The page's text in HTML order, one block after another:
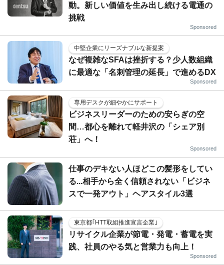
動。新しい価値を生み出し続ける電通の
挑戦
Sponsored
中堅企業にリーズナブルな新提案
なぜ複雑なSFAは挫折する？少人数組織
に最適な「名刺管理の延長」で進めるDX
Sponsored
専用デスクが細やかにサポート
ビジネスリーダーのための安らぎの空
間…都心を離れて軽井沢の「シェア別
荘」へ！
Sponsored
仕事のデキない人ほどこの髪形をしてい
る...相手から全く信頼されない「ビジネ
スで一発アウト」ヘアスタイル3選
東京都｢HTT取組推進宣言企業｣
リサイクル企業が節電・発電・蓄電を実
践、社員のやる気と営業力も向上！
Sponsored